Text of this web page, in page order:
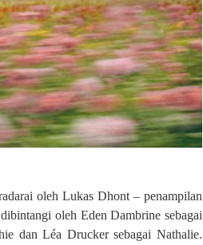
oleh Lukas Dhont – penampilan
oleh Eden Dambrine sebagai
dan Léa Drucker sebagai Nathalie.